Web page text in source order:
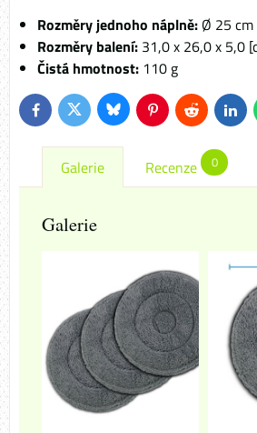
Rozměry jednoho náplně: Ø 25 cm
Rozměry balení: 31,0 x 26,0 x 5,0
Čistá hmotnost: 110 g
FacebookTwitterBlueskyPinterestReddit
Galerie Recenze 0
Galerie